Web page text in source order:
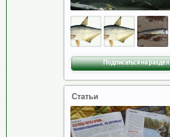
Подписаться на раздел
Статьи